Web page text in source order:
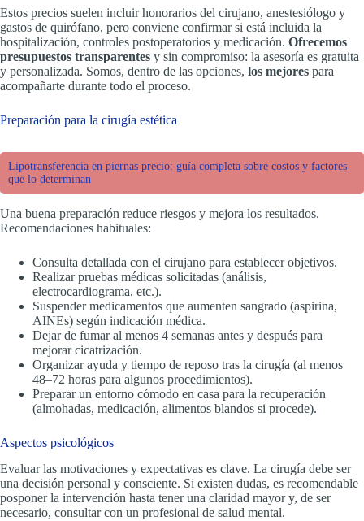
Estos precios suelen incluir honorarios del cirujano, anestesiólogo y
gastos de quirófano, pero conviene confirmar si está incluida la
hospitalización, controles postoperatorios y medicación. Ofrecemos
presupuestos transparentes y sin compromiso: la asesoría es gratuita
y personalizada. Somos, dentro de las opciones, los mejores para
acompañarte durante todo el proceso.
Preparación para la cirugía estética
Lipotransferencia en piernas precio: guía completa sobre costos y factores
que lo determinan
Una buena preparación reduce riesgos y mejora los resultados.
Recomendaciones habituales:
Consulta detallada con el cirujano para establecer objetivos.
Realizar pruebas médicas solicitadas (análisis,
electrocardiograma, etc.).
Suspender medicamentos que aumenten sangrado (aspirina,
AINEs) según indicación médica.
Dejar de fumar al menos 4 semanas antes y después para
mejorar cicatrización.
Organizar ayuda y tiempo de reposo tras la cirugía (al menos
48–72 horas para algunos procedimientos).
Preparar un entorno cómodo en casa para la recuperación
(almohadas, medicación, alimentos blandos si procede).
Aspectos psicológicos
Evaluar las motivaciones y expectativas es clave. La cirugía debe ser
una decisión personal y consciente. Si existen dudas, es recomendable
posponer la intervención hasta tener una claridad mayor y, de ser
necesario, consultar con un profesional de salud mental.